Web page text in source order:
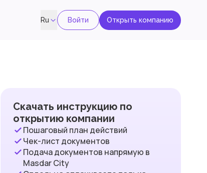
Ru Войти Открыть компанию
Скачать инструкцию по
открытию компании
Пошаговый план действий
Чек-лист документов
Подача документов напрямую в
Masdar City